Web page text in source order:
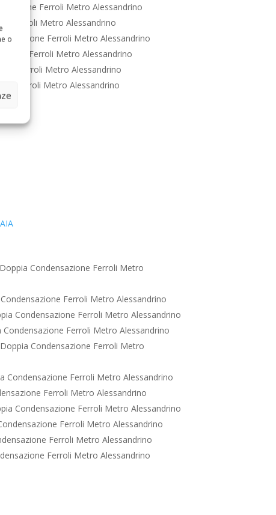
o
Ferroli Metro Alessandrino
Ferroli Metro Alessandrino
Ferroli Metro Alessandrino
Ferroli Metro Alessandrino
Ferroli Metro Alessandrino
Ferroli Metro Alessandrino
Condensazione Ferroli Metro
Ferroli Metro Alessandrino
Condensazione Ferroli Metro Alessandrino
Condensazione Ferroli Metro Alessandrino
Condensazione Ferroli Metro
Condensazione Ferroli Metro Alessandrino
Ferroli Metro Alessandrino
Condensazione Ferroli Metro Alessandrino
Ferroli Metro Alessandrino
Ferroli Metro Alessandrino
Ferroli Metro Alessandrino